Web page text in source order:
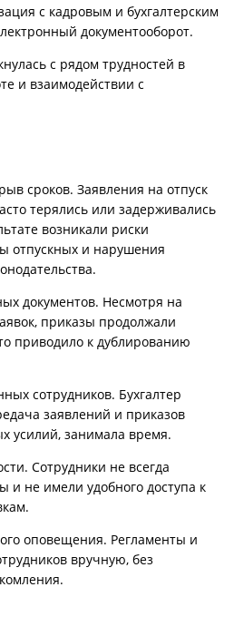
с кадровым и бухгалтерским
документооборот.
с рядом трудностей в
и взаимодействии с
сроков. Заявления на отпуск
терялись или задерживались
возникали риски
отпускных и нарушения
документов. Несмотря на
приказы продолжали
приводило к дублированию
сотрудников. Бухгалтер
заявлений и приказов
усилий, занимала время.
Сотрудники не всегда
и не имели удобного доступа к
оповещения. Регламенты и
вручную, без